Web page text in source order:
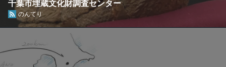
千葉市埋蔵文化財調査センター
のんてり